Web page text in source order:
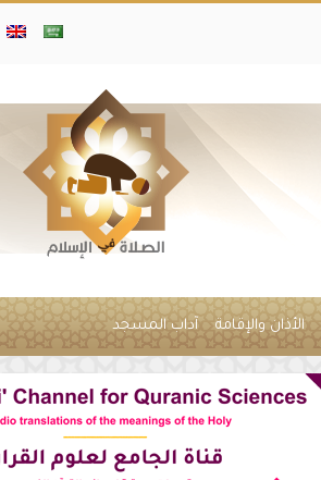
الأذان والإقامة آداب المسجد